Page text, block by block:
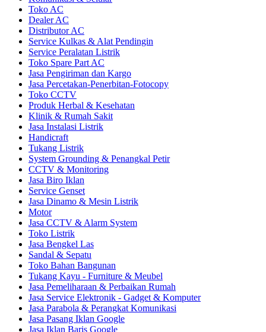
Toko AC
Dealer AC
Distributor AC
Service Kulkas & Alat Pendingin
Service Peralatan Listrik
Toko Spare Part AC
Jasa Pengiriman dan Kargo
Jasa Percetakan-Penerbitan-Fotocopy
Toko CCTV
Produk Herbal & Kesehatan
Klinik & Rumah Sakit
Jasa Instalasi Listrik
Handicraft
Tukang Listrik
System Grounding & Penangkal Petir
CCTV & Monitoring
Jasa Biro Iklan
Service Genset
Jasa Dinamo & Mesin Listrik
Motor
Jasa CCTV & Alarm System
Toko Listrik
Jasa Bengkel Las
Sandal & Sepatu
Toko Bahan Bangunan
Tukang Kayu - Furniture & Meubel
Jasa Pemeliharaan & Perbaikan Rumah
Jasa Service Elektronik - Gadget & Komputer
Jasa Parabola & Perangkat Komunikasi
Jasa Pasang Iklan Google
Jasa Iklan Baris Google